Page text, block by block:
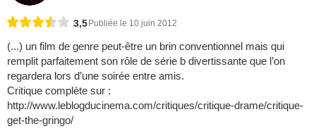
3,5 Publiée le 10 juin 2012
(...) un film de genre peut-être un brin conventionnel mais qui
remplit parfaitement son rôle de série b divertissante que l’on
regardera lors d’une soirée entre amis.
Critique complète sur :
http://www.leblogducinema.com/critiques/critique-drame/critique-
get-the-gringo/